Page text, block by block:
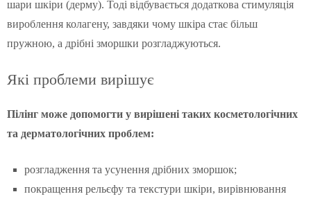
шари шкіри (дерму). Тоді відбувається додаткова стимуляція
вироблення колагену, завдяки чому шкіра стає більш
пружною, а дрібні зморшки розгладжуються.
Які проблеми вирішує
Пілінг може допомогти у вирішені таких косметологічних
та дерматологічних проблем:
розгладження та усунення дрібних зморшок;
покращення рельєфу та текстури шкіри, вирівнювання